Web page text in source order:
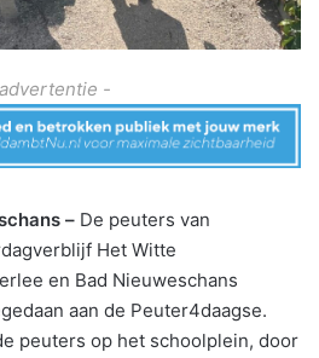
-
– De peuters van
Het Witte
en Bad Nieuweschans
aan de Peuter4daagse.
peuters op het schoolplein, door